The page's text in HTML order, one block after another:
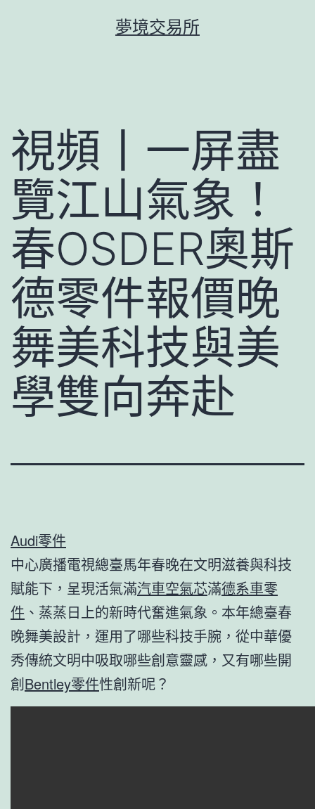
夢境交易所
視頻丨一屏盡
覽江山氣象！
春OSDER奧斯
德零件報價晚
舞美科技與美
學雙向奔赴
Audi零件
中心廣播電視總臺馬年春晚在文明滋養與科技
賦能下，呈現活氣滿汽車空氣芯滿德系車零
件 、蒸蒸日上的新時代奮進氣象。本年總臺春
晚舞美設計，運用了哪些科技手腕，從中華優
秀傳統文明中吸取哪些創意靈感，又有哪些開
創Bentley零件性創新呢？